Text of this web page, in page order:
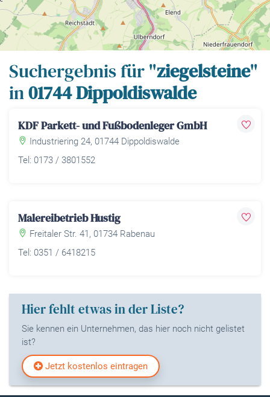
Suchergebnis für "ziegelsteine"
in01744 Dippoldiswalde
KDF Parkett- und Fußbodenleger GmbH
Industriering 24, 01744 Dippoldiswalde
Tel: 0173 / 3801552
Malereibetrieb Hustig
Freitaler Str. 41, 01734 Rabenau
Tel: 0351 / 6418215
Hier fehlt etwas in der Liste?
Sie kennen ein Unternehmen, das hier noch nicht gelistet
ist?
Jetzt kostenlos eintragen